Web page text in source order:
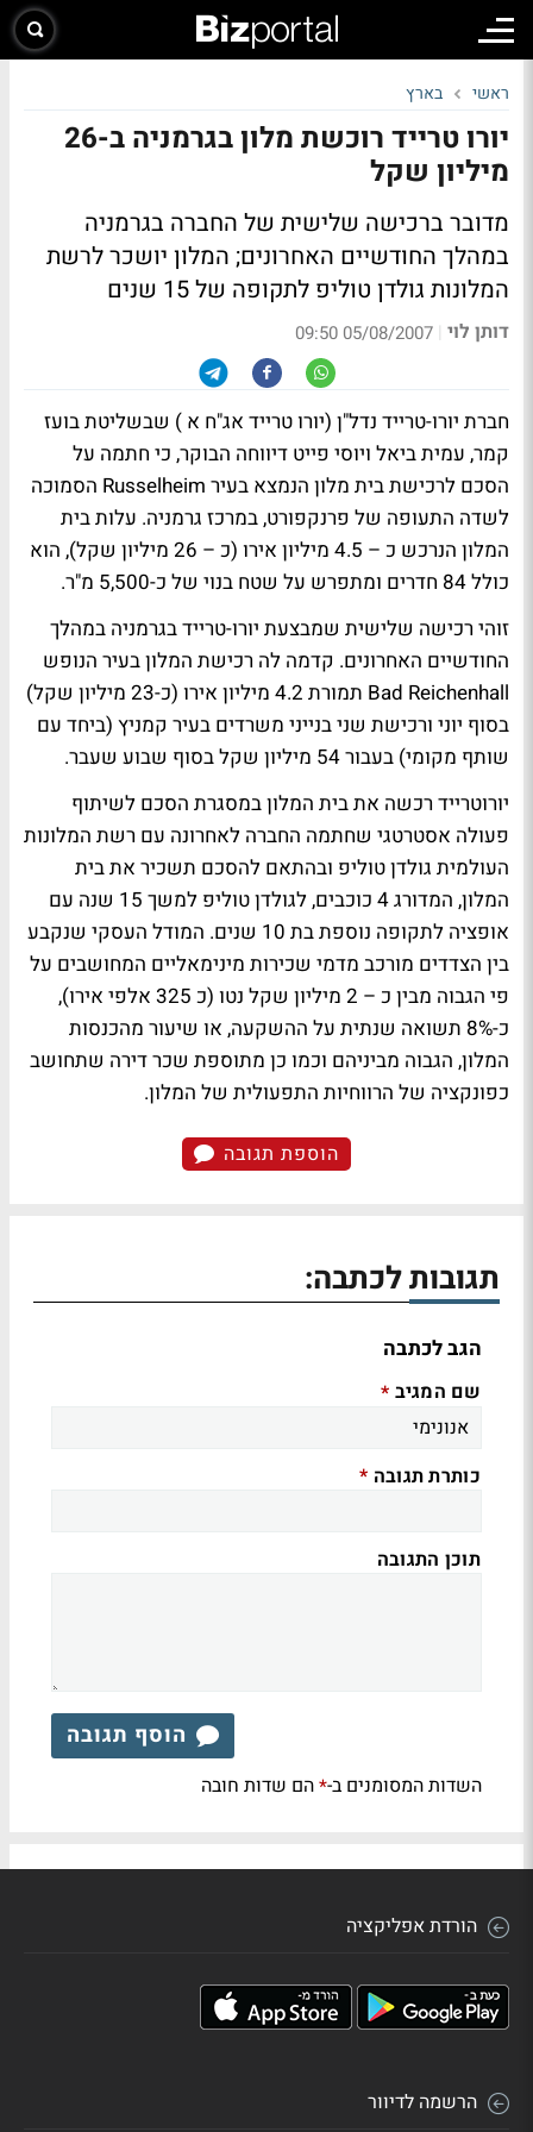
ראשי בארץ
יורו טרייד רוכשת מלון בגרמניה ב-26
מיליון שקל
מדובר ברכישה שלישית של החברה בגרמניה
במהלך החודשיים האחרונים; המלון יושכר לרשת
המלונות גולדן טוליפ לתקופה של 15 שנים
דותן לוי |
05/08/2007 09:50
חברת יורו-טרייד נדל"ן (יורו טרייד אג"ח א ) שבשליטת בועז
קמר, עמית ביאל ויוסי פייט דיווחה הבוקר, כי חתמה על
הסכם לרכישת בית מלון הנמצא בעיר Russelheim הסמוכה
לשדה התעופה של פרנקפורט, במרכז גרמניה. עלות בית
המלון הנרכש כ – 4.5 מיליון אירו (כ – 26 מיליון שקל), הוא
כולל 84 חדרים ומתפרש על שטח בנוי של כ-5,500 מ"ר.
זוהי רכישה שלישית שמבצעת יורו-טרייד בגרמניה במהלך
החודשיים האחרונים. קדמה לה רכישת המלון בעיר הנופש
Bad Reichenhall תמורת 4.2 מיליון אירו (כ-23 מיליון שקל)
בסוף יוני ורכישת שני בנייני משרדים בעיר קמניץ (ביחד עם
שותף מקומי) בעבור 54 מיליון שקל בסוף שבוע שעבר.
יורוטרייד רכשה את בית המלון במסגרת הסכם לשיתוף
פעולה אסטרטגי שחתמה החברה לאחרונה עם רשת המלונות
העולמית גולדן טוליפ ובהתאם להסכם תשכיר את בית
המלון, המדורג 4 כוכבים, לגולדן טוליפ למשך 15 שנה עם
אופציה לתקופה נוספת בת 10 שנים. המודל העסקי שנקבע
בין הצדדים מורכב מדמי שכירות מינימאליים המחושבים על
פי הגבוה מבין כ – 2 מיליון שקל נטו (כ 325 אלפי אירו),
כ-8% תשואה שנתית על ההשקעה, או שיעור מהכנסות
המלון, הגבוה מביניהם וכמו כן מתוספת שכר דירה שתחושב
כפונקציה של הרווחיות התפעולית של המלון.
הוספת תגובה
תגובות לכתבה:
הגב לכתבה
שם המגיב *
כותרת תגובה *
תוכן התגובה
הוסף תגובה
השדות המסומנים ב-*הם שדות חובה
הורדת אפליקציה
הרשמה לדיוור